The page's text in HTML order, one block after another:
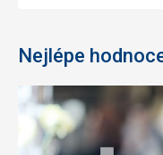
Nejlépe